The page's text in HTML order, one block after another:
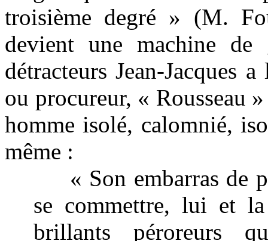
troisième degré » (M.
devient une machine
détracteurs Jean-Jacques
ou procureur, « Rousseau
homme isolé, calomnié,
même :
« Son embarras de
se commettre, lui et
brillants péroreurs